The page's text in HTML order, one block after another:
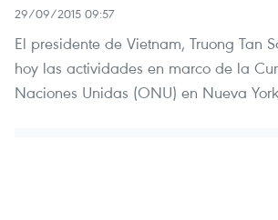
29/09/2015 09:57
El presidente de Vietnam, Truong Tan
hoy las actividades en marco de la
Naciones Unidas (ONU) en Nueva